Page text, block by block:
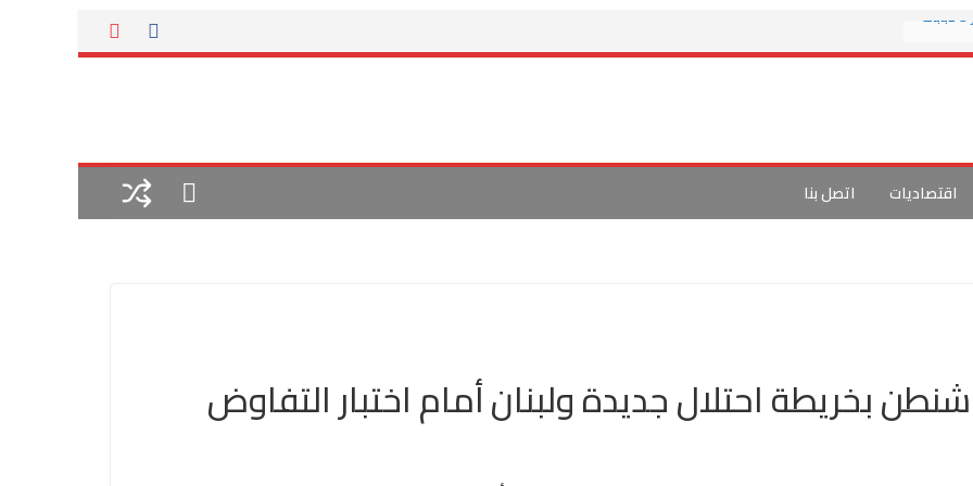
العربي الجديد: حزب الله يعلن تدمير 3 دبابات
غير
آباد
اقتصاديات اتصل بنا
بخريطة احتلال جديدة ولبنان أمام اختبار التفاوض